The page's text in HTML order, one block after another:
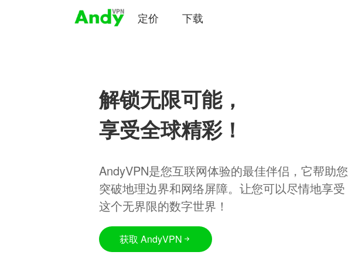
定价 下载
解锁无限可能，
享受全球精彩！
AndyVPN是您互联网体验的最佳伴侣，它帮助您
突破地理边界和网络屏障。让您可以尽情地享受
这个无界限的数字世界！
获取 AndyVPN